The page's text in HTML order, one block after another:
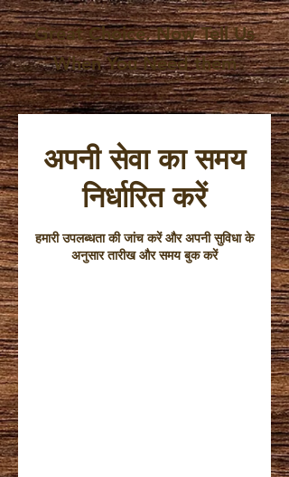
Great Choice, Now Tell Us
When You Need them
अपनी सेवा का समय
निर्धारित करें
हमारी उपलब्धता की जांच करें और अपनी सुविधा के
अनुसार तारीख और समय बुक करें